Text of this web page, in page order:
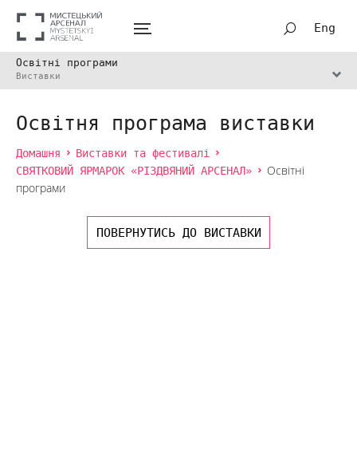
Eng
Освітні програми
Виставки
Освітня програма виставки
Домашня
Виставки та фестивалі
СВЯТКОВИЙ ЯРМАРОК «РІЗДВЯНИЙ АРСЕНАЛ»
Освітні
програми
ПОВЕРНУТИСЬ ДО ВИСТАВКИ